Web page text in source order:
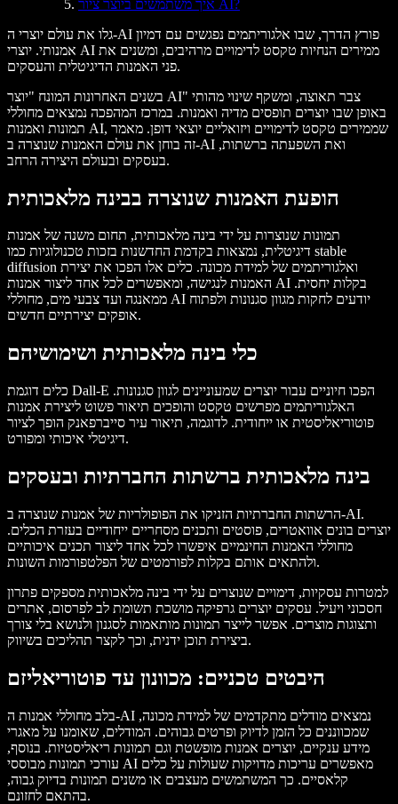
איך משתמשים ביוצר ציור AI?
גלו את עולם יוצרי ה-AI פורץ הדרך, שבו אלגוריתמים נפגשים עם דמיון
אמנותי. יוצרי AI ממירים הנחיות טקסט לדימויים מרהיבים, ומשנים את
פני האמנות הדיגיטלית והעסקים.
בשנים האחרונות המונח "יוצר AI" צבר תאוצה, ומשקף שינוי מהותי
באופן שבו יוצרים תופסים מדיה ואמנות. במרכז המהפכה נמצאים מחוללי
תמונות ואמנות AI, שממירים טקסט לדימויים ויזואליים יוצאי דופן. מאמר
זה בוחן את עולם האמנות שנוצרה ב-AI ואת השפעתה ברשתות,
בעסקים ובעולם היצירה הרחב.
הופעת האמנות שנוצרה בבינה מלאכותית
תמונות שנוצרות על ידי בינה מלאכותית, תחום משנה של אמנות
דיגיטלית, נמצאות בקדמת החדשנות בזכות טכנולוגיות כמו stable
diffusion ואלגוריתמים של למידת מכונה. כלים אלו הפכו את יצירת
האמנות לנגישה, ומאפשרים לכל אחד ליצור אמנות AI בקלות יחסית.
ממאנגה ועד צבעי מים, מחוללי AI יודעים לחקות מגוון סגנונות ולפתוח
אופקים יצירתיים חדשים.
כלי בינה מלאכותית ושימושיהם
כלים דוגמת Dall-E הפכו חיוניים עבור יוצרים שמעוניינים לגוון סגנונות.
האלגוריתמים מפרשים טקסט והופכים תיאור פשוט ליצירת אמנות
פוטוריאליסטית או ייחודית. לדוגמה, תיאור עיר סייברפאנק הופך לציור
דיגיטלי איכותי ומפורט.
בינה מלאכותית ברשתות החברתיות ובעסקים
הרשתות החברתיות הזניקו את הפופולריות של אמנות שנוצרה ב-AI.
יוצרים בונים אוואטרים, פוסטים ותכנים מסחריים ייחודיים בעזרת הכלים.
מחוללי האמנות החינמיים איפשרו לכל אחד ליצור תכנים איכותיים
ולהתאים אותם בקלות לפורמטים של הפלטפורמות השונות.
למטרות עסקיות, דימויים שנוצרים על ידי בינה מלאכותית מספקים פתרון
חסכוני ויעיל. עסקים יוצרים גרפיקה מושכת תשומת לב לפרסום, אתרים
ותצוגות מוצרים. אפשר לייצר תמונות מותאמות לסגנון ולנושא בלי צורך
ביצירת תוכן ידנית, וכך לקצר תהליכים בשיווק.
היבטים טכניים: מכוונון עד פוטוריאליזם
בלב מחוללי אמנות ה-AI נמצאים מודלים מתקדמים של למידת מכונה,
שמכווננים כל הזמן לדיוק ופרטים גבוהים. המודלים, שאומנו על מאגרי
מידע ענקיים, יוצרים אמנות מופשטת וגם תמונות ריאליסטיות. בנוסף,
עורכי תמונות מבוססי AI מאפשרים עריכות מדויקות שעולות על כלים
קלאסיים. כך המשתמשים מעצבים או משנים תמונות בדיוק גבוה,
בהתאם לחזונם.